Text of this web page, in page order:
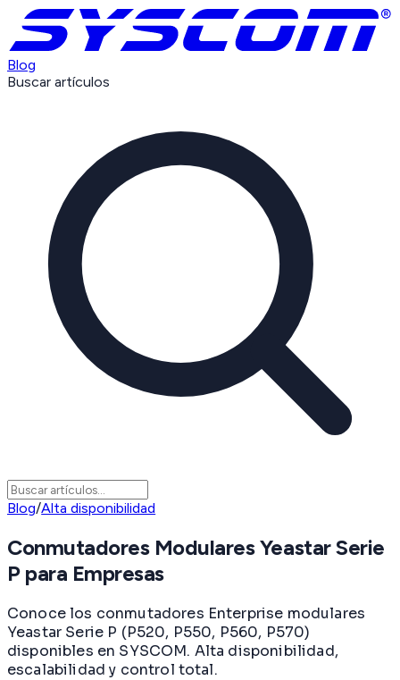
Blog
Buscar artículos
Blog/Alta disponibilidad
Conmutadores Modulares Yeastar Serie
P para Empresas
Conoce los conmutadores Enterprise modulares
Yeastar Serie P (P520, P550, P560, P570)
disponibles en SYSCOM. Alta disponibilidad,
escalabilidad y control total.